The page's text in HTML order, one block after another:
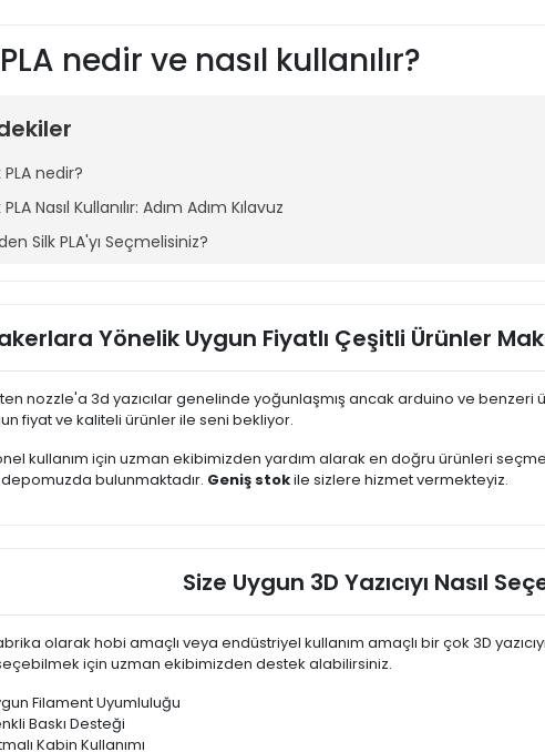
nedir ve nasıl kullanılır?
PLA nedir?
PLA Nasıl Kullanılır: Adım Adım Kılavuz
Silk PLA'yı Seçmelisiniz?
Silk PLA'yı Hangi Markalar Sunuyor?
PLA ile Baskı Yapmak İçin İleri Düzey İpuçları
çok ürün çeşidi bulunan Kingrooon markasın blog yazısından çevirilmiştir.
üretim ve yaratıcılıkta devrim niteliğinde bir değişim yaratarak, her biri
malzemelerin önünü açmıştır. Bu malzemeler arasında Silk PLA (Polilaktik
midir? Bu kapsamlı kılavuz, Silk PLA dünyasını derinlemesine
PLA nedir?
Yönelik Uygun Fiyatlı Çeşitli Ürünler
nozzle'a 3d yazıcılar genelinde yoğunlaşmış ancak arduino ve benzeri
fiyat ve kaliteli ürünler ile seni bekliyor.
kullanım için uzman ekibimizden yardım alarak en doğru ürünleri
bulunmaktadır. Geniş stokile sizlere hizmet vermekteyiz.
Size Uygun 3D Yazıcıyı Nasıl
olarak hobi amaçlı veya endüstriyel kullanım amaçlı bir çok 3D
seçebilmek için uzman ekibimizden destek alabilirsiniz.
Filament Uyumluluğu
Baskı Desteği
Kabin Kullanımı